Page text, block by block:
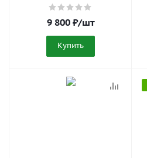
9 800₽/шт
Купить